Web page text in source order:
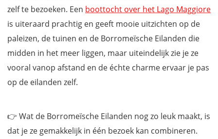
zelf te bezoeken. Een boottocht over het Lago Maggiore
is uiteraard prachtig en geeft mooie uitzichten op de
paleizen, de tuinen en de Borromeïsche Eilanden die
midden in het meer liggen, maar uiteindelijk zie je ze
vooral vanop afstand en de échte charme ervaar je pas
op de eilanden zelf.
👉 Wat de Borromeïsche Eilanden nog zo leuk maakt, is
dat je ze gemakkelijk in één bezoek kan combineren.